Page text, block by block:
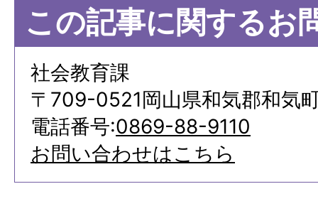
この記事に関するお
社会教育課
〒709-0521岡山県和気郡和気
電話番号:0869-88-9110
お問い合わせはこちら